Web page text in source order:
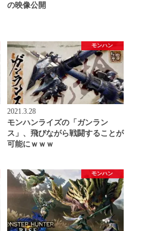
の映像公開
モンハン
2021.3.28
モンハンライズの「ガンラン
ス」、飛びながら戦闘することが
可能にｗｗｗ
モンハン